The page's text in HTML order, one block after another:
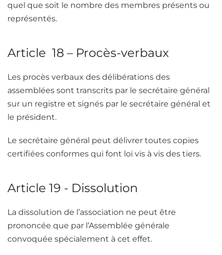
quel que soit le nombre des membres présents ou
représentés.
Article 18 – Procès-verbaux
Les procès verbaux des délibérations des
assemblées sont transcrits par le secrétaire général
sur un registre et signés par le secrétaire général et
le président.
Le secrétaire général peut délivrer toutes copies
certifiées conformes qui font loi vis à vis des tiers.
Article 19 - Dissolution
La dissolution de l’association ne peut être
prononcée que par l’Assemblée générale
convoquée spécialement à cet effet.